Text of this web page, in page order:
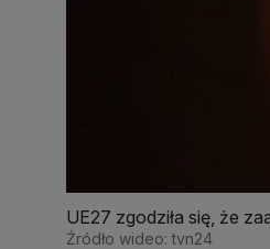
UE27 zgodziła się, że
Źródło wideo: tvn24